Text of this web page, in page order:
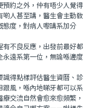
約之外，仲有唔少人覺得
啲人甚至講，醫生會主動教
態度，對病人嚟講系加分
不良反應，出發前最好都
永遠系第一位，無論喺邊度
得點樣評估醫生資曆、診
跟風，喺內地睇牙都可以系
交流自然會愈來愈頻繁，